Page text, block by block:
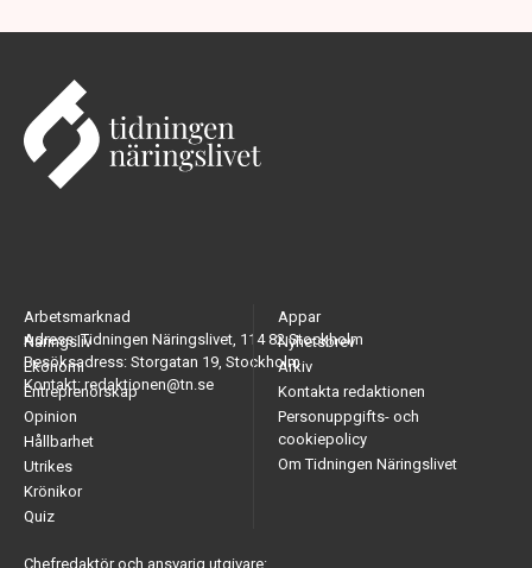
Adress: Tidningen Näringslivet, 114 82 Stockholm
Besöksadress: Storgatan 19, Stockholm
Kontakt: redaktionen@tn.se
Arbetsmarknad
Näringsliv
Ekonomi
Entreprenörskap
Opinion
Hållbarhet
Utrikes
Krönikor
Quiz
Appar
Nyhetsbrev
Arkiv
Kontakta redaktionen
Personuppgifts- och
cookiepolicy
Om Tidningen Näringslivet
Chefredaktör och ansvarig utgivare: